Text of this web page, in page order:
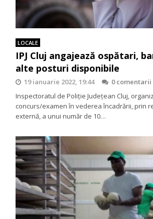
LOCALE
IPJ Cluj angajează ospătari,
alte posturi disponibile
19 ianuarie 2022, 19:44
0 comentarii
Inspectoratul de Poliţie Judeţean Cluj,
concurs/examen în vederea încadrării, prin
externă, a unui număr de 10…